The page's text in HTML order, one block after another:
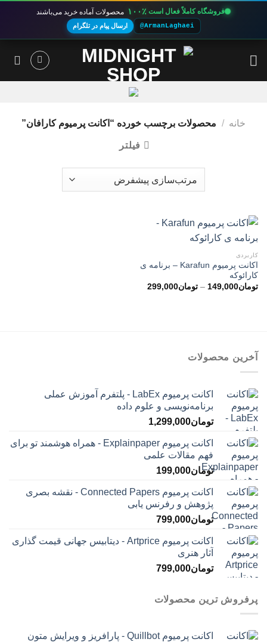
فروشگاه کاملاً فعال است ۱۰۰٪ محصولات آماده خرید می‌باشند
@ArmanLaghaei ارسال پیام در تلگرام
خانه / محصولات برچسب خورده “اکانت پرمیوم کارافان”
فیلتر
کاربردی
اکانت پرمیوم Karafun – برنامه ی
کارائوکه
تومان149,000
– تومان299,000محدوده
آخرین محصولات
اکانت پرمیوم LabEx - پلتفرم آموزش عملی
برنامه‌نویسی و علوم داده
تومان1,299,000
اکانت پرمیوم Explainpaper - همراه هوشمند تو برای
فهم مقالات علمی
تومان199,000
اکانت پرمیوم Connected Papers - نقشه بصری
پژوهش و رفرنس یابی
تومان799,000
اکانت پرمیوم Artprice - دیتابیس جهانی قیمت ‌گذاری
آثار هنری
تومان799,000
پرفروش ترین محصولات
اکانت پرمیوم Quillbot - پارافریز و ویرایش متون